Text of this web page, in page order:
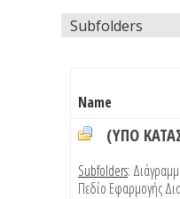
Subfolders
Name
(ΥΠΟ
Subfolders:
Πεδίο Εφαρμογής